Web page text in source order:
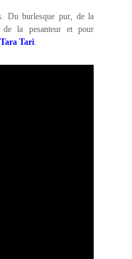
Du burlesque pur, de la
de la pesanteur et pour
Tara Tari